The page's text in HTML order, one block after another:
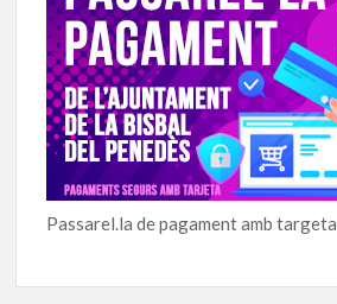
Passarel.la de pagament amb targeta